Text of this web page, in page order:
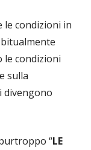
le condizioni in
le condizioni
sulla
divengono
“LE